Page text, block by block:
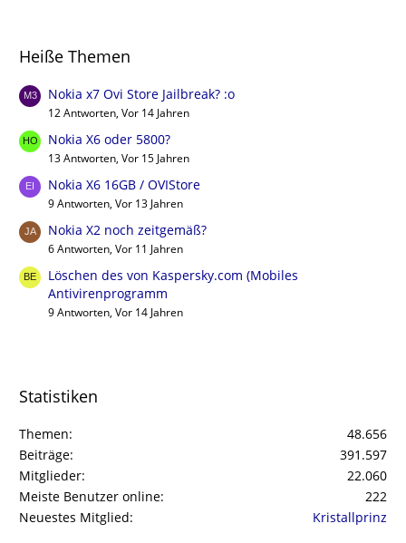
Heiße Themen
Nokia x7 Ovi Store Jailbreak? :o
12 Antworten, Vor 14 Jahren
Nokia X6 oder 5800?
13 Antworten, Vor 15 Jahren
Nokia X6 16GB / OVIStore
9 Antworten, Vor 13 Jahren
Nokia X2 noch zeitgemäß?
6 Antworten, Vor 11 Jahren
Löschen des von Kaspersky.com (Mobiles
Antivirenprogramm
9 Antworten, Vor 14 Jahren
Statistiken
Themen
48.656
Beiträge
391.597
Mitglieder
22.060
Meiste Benutzer online
222
Neuestes Mitglied
Kristallprinz